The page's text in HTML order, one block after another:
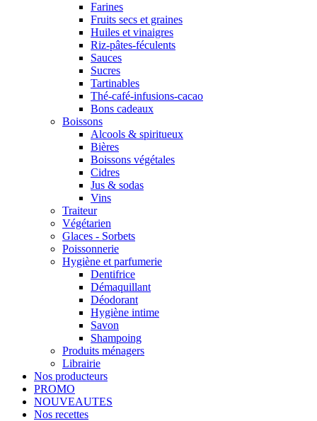
Farines
Fruits secs et graines
Huiles et vinaigres
Riz-pâtes-féculents
Sauces
Sucres
Tartinables
Thé-café-infusions-cacao
Bons cadeaux
Boissons
Alcools & spiritueux
Bières
Boissons végétales
Cidres
Jus & sodas
Vins
Traiteur
Végétarien
Glaces - Sorbets
Poissonnerie
Hygiène et parfumerie
Dentifrice
Démaquillant
Déodorant
Hygiène intime
Savon
Shampoing
Produits ménagers
Librairie
Nos producteurs
PROMO
NOUVEAUTES
Nos recettes